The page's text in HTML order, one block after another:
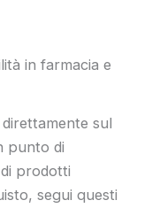
in farmacia e
sul
punto di
prodotti
segui questi